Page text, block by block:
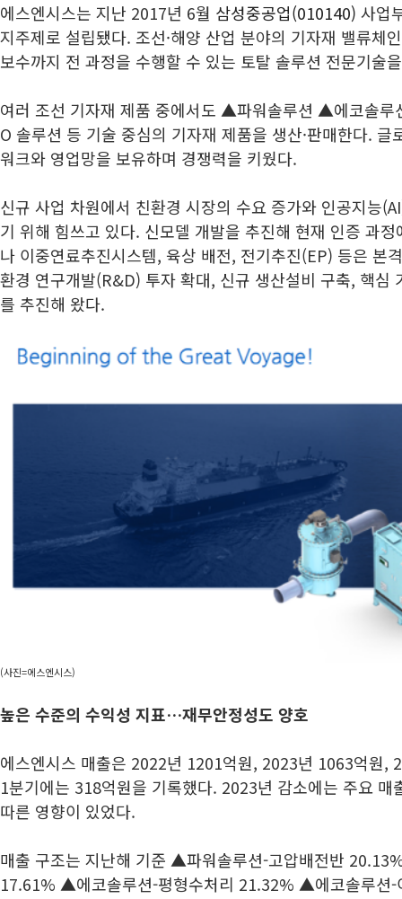
에스엔시스는 지난 2017년 6월 삼성중공업(010140) 사업
지주제로 설립됐다. 조선·해양 산업 분야의 기자재 밸류체
보수까지 전 과정을 수행할 수 있는 토탈 솔루션 전문기술
여러 조선 기자재 제품 중에서도 ▲파워솔루션 ▲에코솔
O 솔루션 등 기술 중심의 기자재 제품을 생산·판매한다.
워크와 영업망을 보유하며 경쟁력을 키웠다.
신규 사업 차원에서 친환경 시장의 수요 증가와 인공지능
기 위해 힘쓰고 있다. 신모델 개발을 추진해 현재 인증 과
나 이중연료추진시스템, 육상 배전, 전기추진(EP) 등은 본
환경 연구개발(R&D) 투자 확대, 신규 생산설비 구축, 핵심
를 추진해 왔다.
(사진=에스엔시스)
높은 수준의 수익성 지표…재무안정성도 양호
에스엔시스 매출은 2022년 1201억원, 2023년 1063억원,
1분기에는 318억원을 기록했다. 2023년 감소에는 주요 매
따른 영향이 있었다.
매출 구조는 지난해 기준 ▲파워솔루션-고압배전반
17.61% ▲에코솔루션-평형수처리 21.32% ▲에코솔루션